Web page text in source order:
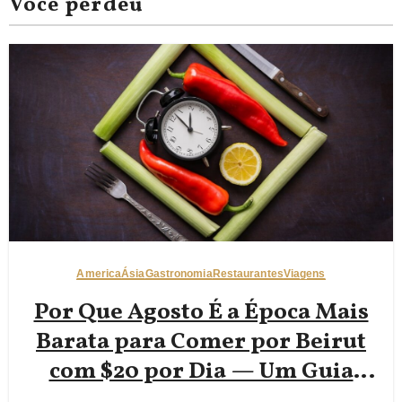
AmericaÁsiaGastronomiaRestaurantesViagens
Por Que Agosto É a Época Mais
Barata para Comer por Beirut
com $20 por Dia — Um Guia